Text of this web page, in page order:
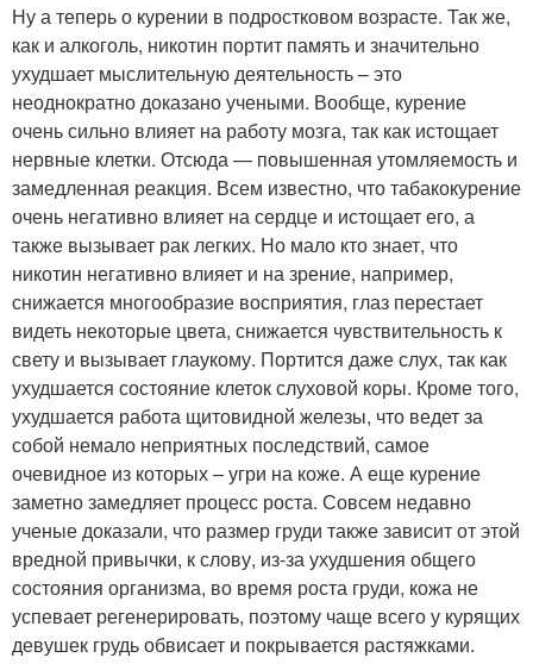
Ну а теперь о курении в подростковом возрасте. Так же,
как и алкоголь, никотин портит память и значительно
ухудшает мыслительную деятельность – это
неоднократно доказано учеными. Вообще, курение
очень сильно влияет на работу мозга, так как истощает
нервные клетки. Отсюда — повышенная утомляемость и
замедленная реакция. Всем известно, что табакокурение
очень негативно влияет на сердце и истощает его, а
также вызывает рак легких. Но мало кто знает, что
никотин негативно влияет и на зрение, например,
снижается многообразие восприятия, глаз перестает
видеть некоторые цвета, снижается чувствительность к
свету и вызывает глаукому. Портится даже слух, так как
ухудшается состояние клеток слуховой коры. Кроме того,
ухудшается работа щитовидной железы, что ведет за
собой немало неприятных последствий, самое
очевидное из которых – угри на коже. А еще курение
заметно замедляет процесс роста. Совсем недавно
ученые доказали, что размер груди также зависит от этой
вредной привычки, к слову, из-за ухудшения общего
состояния организма, во время роста груди, кожа не
успевает регенерировать, поэтому чаще всего у курящих
девушек грудь обвисает и покрывается растяжками.